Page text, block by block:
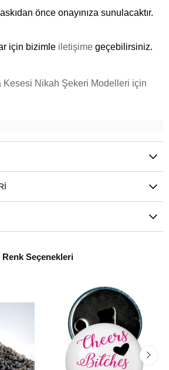
önce onayınıza sunulacaktır.
için bizimle iletişime geçebilirsiniz.
Kesesi Nikah Şekeri Modelleri için
Renk Seçenekleri